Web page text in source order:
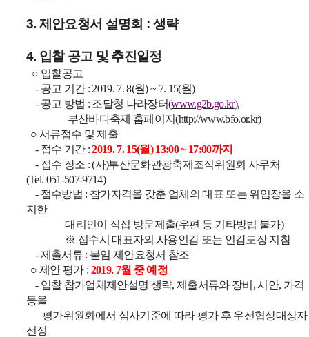
3. 제안요청서 설명회 : 생략
4. 입찰 공고 및 추진일정
○ 입찰공고
- 공고 기간 : 2019. 7. 8(월) ~ 7. 15(월)
- 공고 방법 : 조달청 나라장터(www.g2b.go.kr),
부산바다축제 홈페이지(http://www.bfo.or.kr)
○서류접수 및 제출
- 접수 기간 :2019. 7. 15(월) 13:00 ~ 17:00까지
- 접수 장소 : (사)부산문화관광축제조직위원회 사무처
(Tel. 051-507-9714)
- 접수방법 : 참가자격을 갖춘 업체의 대표 또는 위임장을 소
지한
대리인이 직접 방문제출(우편 등 기타방법 불가)
※ 접수시 대표자의 사용인감 또는 인감도장 지참
-제출서류 : 붙임 제안요청서 참조
○제안 평가 : 2019. 7월 중 예정
- 입찰 참가업체제안설명 생략,제출서류와 장비 ,시안, 가격
등을
평가위원회에서 심사기준에 따라 평가 후 우선협상대상자
선정